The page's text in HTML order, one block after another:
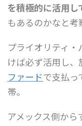
を積極的に活用し
もあるのかなと考
プライオリティ
けば必ず活用し、
ファードで支払っ
帯。
アメックス側から